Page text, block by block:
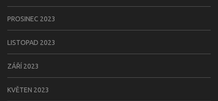
PROSINEC 2023
LISTOPAD 2023
ZÁŘÍ 2023
KVĚTEN 2023